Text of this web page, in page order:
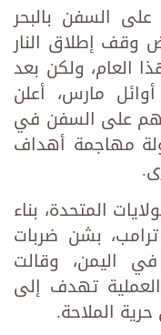
السفن بالبحر
وقف إطلاق النار
العام، ولكن بعد
مارس، أعلن
على السفن في
مهاجمة أهداف
المتحدة، بناء
بشن ضربات
اليمن، وقالت
العملية تهدف إلى
الملاحة.